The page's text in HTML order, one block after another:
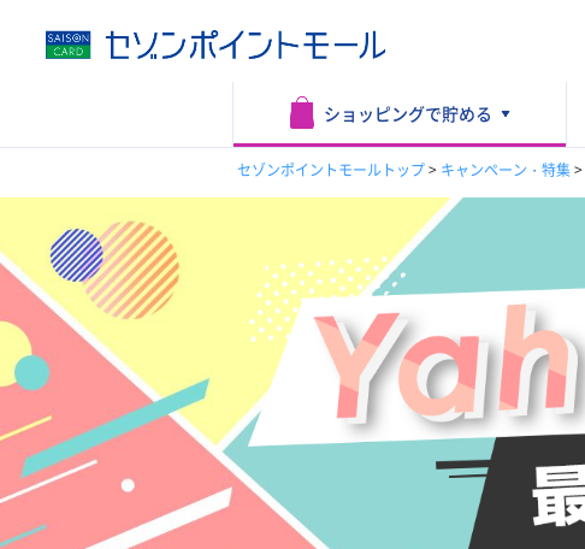
ショッピングで貯める
セゾンポイントモールトップ> キャンペーン・特集>